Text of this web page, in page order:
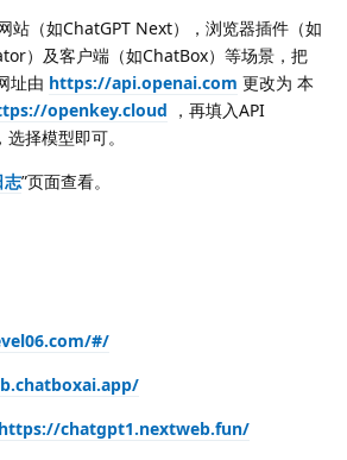
站（如ChatGPT Next），浏览器插件（如
）及客户端（如ChatBox）等场景，把
址由 https://api.openai.com 更改为 本
openkey.cloud ，再填入API
择模型即可。
志”页面查看。
#/
https://chatgpt1.nextweb.fun/